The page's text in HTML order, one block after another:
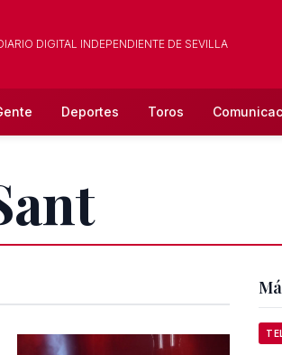
DIGITAL INDEPENDIENTE DE SEVILLA
Deportes Toros